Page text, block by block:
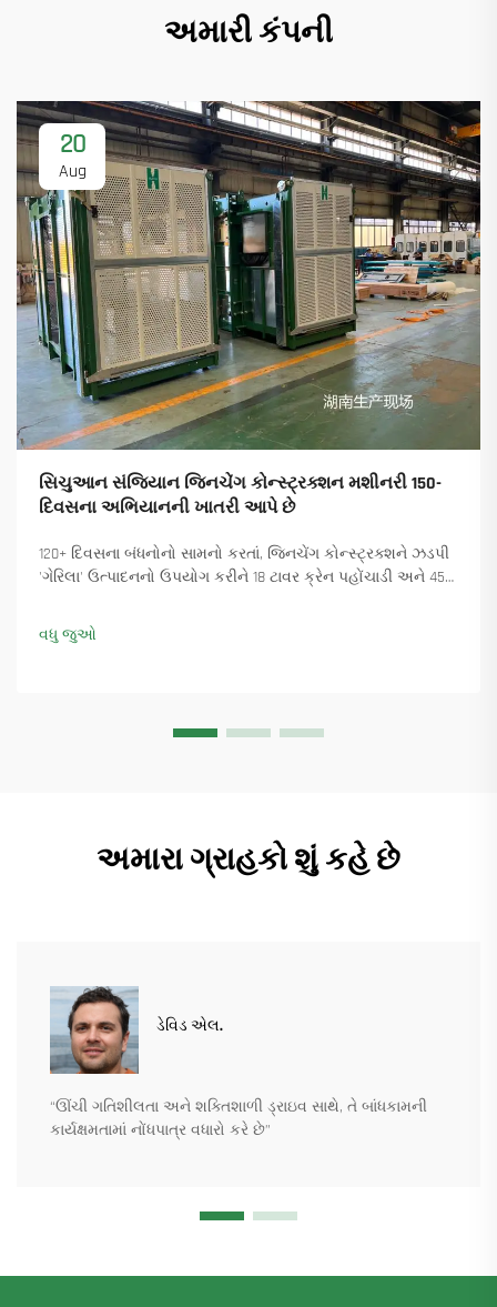
અમારી કંપની
20
Aug
સિચુઆન સંજિયાન જિનચેંગ કોન્સ્ટ્રક્શન મશીનરી 150-
દિવસના અભિયાનની ખાતરી આપે છે
120+ દિવસના બંધનોનો સામનો કરતાં, જિનચેંગ કોન્સ્ટ્રક્શને ઝડપી
'ગેરિલા' ઉત્પાદનનો ઉપયોગ કરીને 18 ટાવર ક્રેન પહોંચાડી અને 45+
વધુ માહિતી મેળવો.
વધુ જુઓ
અમારા ગ્રાહકો શું કહે છે
ડેવિડ એલ.
“ઊંચી ગતિશીલતા અને શક્તિશાળી ડ્રાઇવ સાથે, તે બાંધકામની
કાર્યક્ષમતામાં નોંધપાત્ર વધારો કરે છે”